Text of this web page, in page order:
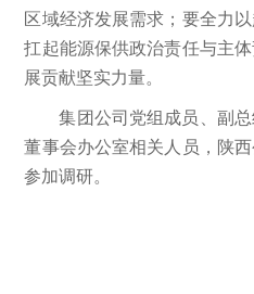
区域经济发展需求；要全力
扛起能源保供政治责任与主
展贡献坚实力量。
集团公司党组成员、副
董事会办公室相关人员，陕
参加调研。